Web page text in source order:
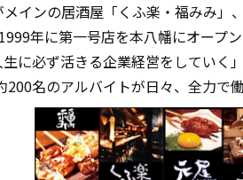
インの居酒屋「くふ楽・福みみ」
年に第一号店を本八幡にオープ
に必ず活きる企業経営をしてい
名のアルバイトが日々、全力で働